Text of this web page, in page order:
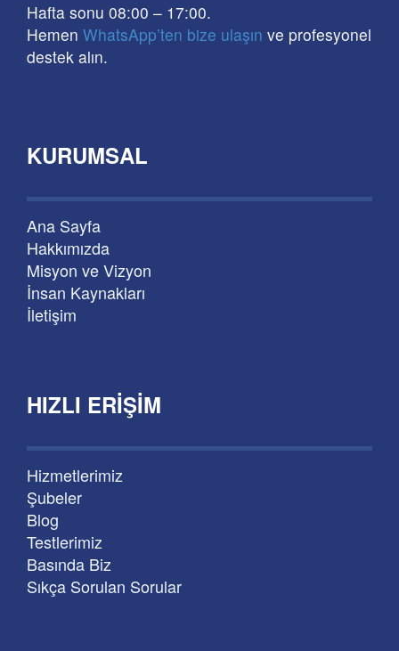
Hafta sonu 08:00 – 17:00.
Hemen WhatsApp’ten bize ulaşın ve profesyonel
destek alın.
KURUMSAL
Ana Sayfa
Hakkımızda
Misyon ve Vizyon
İnsan Kaynakları
İletişim
HIZLI ERIŞIM
Hizmetlerimiz
Şubeler
Blog
Testlerimiz
Basında Biz
Sıkça Sorulan Sorular